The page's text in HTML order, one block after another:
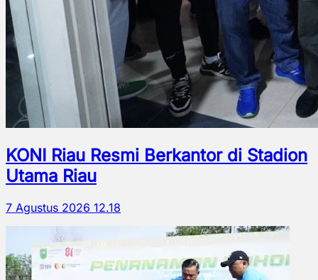
KONI Riau Resmi Berkantor di Stadion
Utama Riau
7 Agustus 2026 12.18